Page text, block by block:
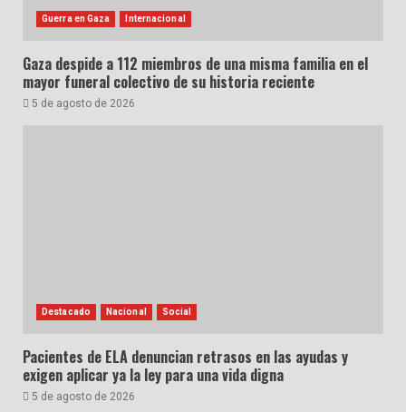
Guerra en Gaza Internacional
Gaza despide a 112 miembros de una misma familia en el
mayor funeral colectivo de su historia reciente
5 de agosto de 2026
Destacado Nacional Social
Pacientes de ELA denuncian retrasos en las ayudas y
exigen aplicar ya la ley para una vida digna
5 de agosto de 2026